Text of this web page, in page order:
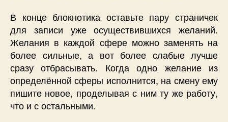
В конце блокнотика оставьте пару страничек
для записи уже осуществившихся желаний.
Желания в каждой сфере можно заменять на
более сильные, а вот более слабые лучше
сразу отбрасывать. Когда одно желание из
определённой сферы исполнится, на смену ему
пишите новое, проделывая с ним ту же работу,
что и с остальными.